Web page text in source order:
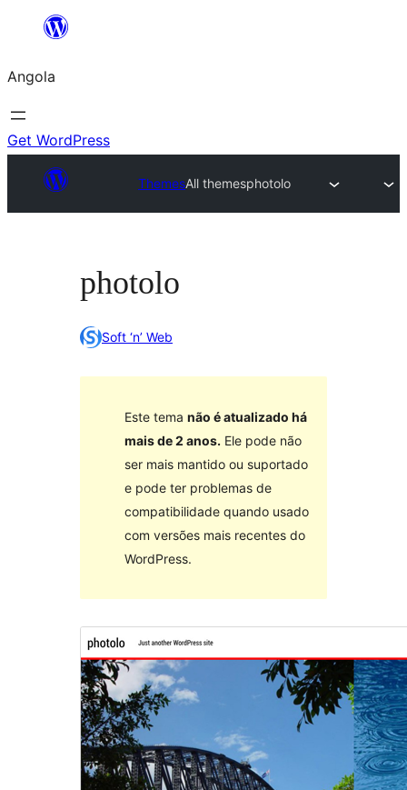
Saltar
o
conteúdo
Angola
Get WordPress
ThemesAll themesphotolo
photolo
Soft ‘n’ Web
Este tema não é atualizado há
mais de 2 anos. Ele pode não
ser mais mantido ou suportado
e pode ter problemas de
compatibilidade quando usado
com versões mais recentes do
WordPress.